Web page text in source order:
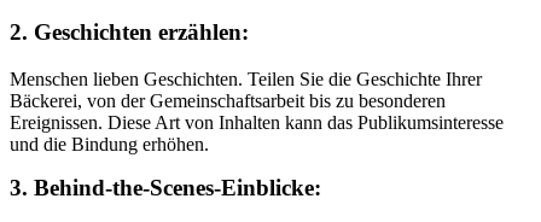
2. Geschichten erzählen:
Menschen lieben Geschichten. Teilen Sie die Geschichte Ihrer
Bäckerei, von der Gemeinschaftsarbeit bis zu besonderen
Ereignissen. Diese Art von Inhalten kann das Publikumsinteresse
und die Bindung erhöhen.
3. Behind-the-Scenes-Einblicke: